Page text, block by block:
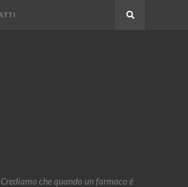
Crediamo che quando un farmaco è